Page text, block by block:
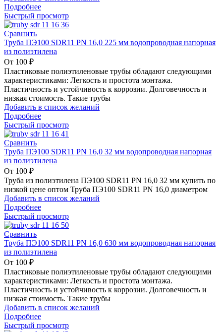
Подробнее
Быстрый просмотр
Сравнить
Труба ПЭ100 SDR11 PN 16,0 225 мм водопроводная напорная
из полиэтилена
От 100 ₽
Пластиковые полиэтиленовые трубы обладают следующими
характеристиками: Легкость и простота монтажа.
Пластичность и устойчивость к коррозии. Долговечность и
низкая стоимость. Такие трубы
Добавить в список желаний
Подробнее
Быстрый просмотр
Сравнить
Труба ПЭ100 SDR11 PN 16,0 32 мм водопроводная напорная
из полиэтилена
От 100 ₽
Труба из полиэтилена ПЭ100 SDR11 PN 16,0 32 мм купить по
низкой цене оптом Труба ПЭ100 SDR11 PN 16,0 диаметром
Добавить в список желаний
Подробнее
Быстрый просмотр
Сравнить
Труба ПЭ100 SDR11 PN 16,0 630 мм водопроводная напорная
из полиэтилена
От 100 ₽
Пластиковые полиэтиленовые трубы обладают следующими
характеристиками: Легкость и простота монтажа.
Пластичность и устойчивость к коррозии. Долговечность и
низкая стоимость. Такие трубы
Добавить в список желаний
Подробнее
Быстрый просмотр